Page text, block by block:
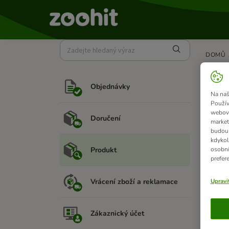
Objednávky
Doručení
Produkt
Vrácení zboží a reklamace
Zákaznický účet
DOMŮ
Stačí
Na